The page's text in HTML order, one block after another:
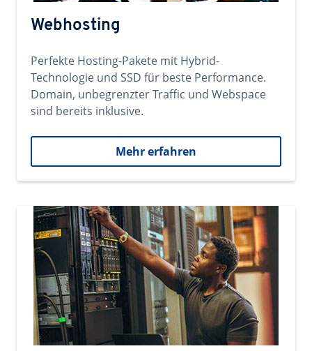
Webhosting
Perfekte Hosting-Pakete mit Hybrid-
Technologie und SSD für beste Performance.
Domain, unbegrenzter Traffic und Webspace
sind bereits inklusive.
Mehr erfahren